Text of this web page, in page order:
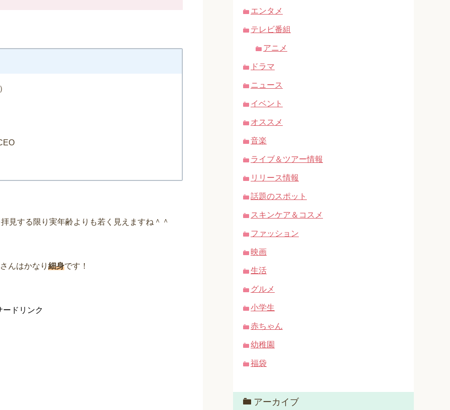
見する限り実年齢よりも若く見えますね＾＾
んはかなり 細身です！
ードリンク
エンタメ
テレビ番組
アニメ
ドラマ
ニュース
イベント
オススメ
音楽
ライブ＆ツアー情報
リリース情報
話題のスポット
スキンケア＆コスメ
ファッション
映画
生活
グルメ
小学生
赤ちゃん
幼稚園
福袋
アーカイブ